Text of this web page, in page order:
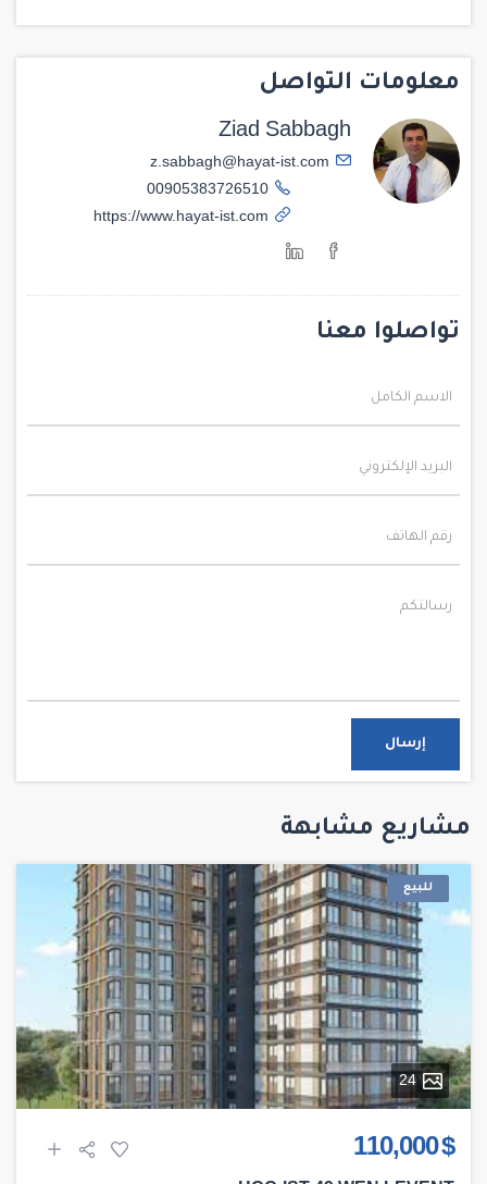
معلومات التواصل
Ziad Sabbagh
z.sabbagh@hayat-ist.com
تواصلوا معنا
إرسال
مشاريع مشابهة
للبيع
24
$ 110,000